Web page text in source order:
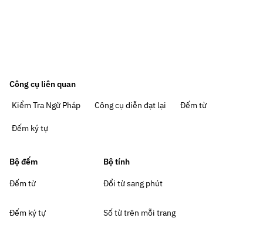
Công cụ liên quan
Kiểm Tra Ngữ Pháp
Công cụ diễn đạt lại Đếm từ
Đếm ký tự
Bộ đếm
Đếm từ
Đếm ký tự
Bộ tính
Đổi từ sang phút
Số từ trên mỗi trang